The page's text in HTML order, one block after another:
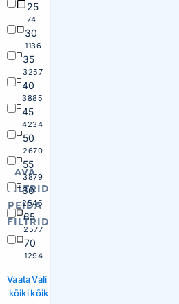
AVA
FILTRID
PEIDA
FILTRID
25
74
30
1136
35
3257
40
3885
45
4234
50
2670
55
3879
60
2545
65
2577
70
1294
Vaata
kõiki
Vali
kõik